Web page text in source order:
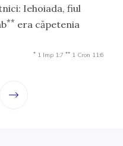
Iehoiada, fiul
** era căpetenia
* 1 Imp 1:7 ** 1 Cron 11:6